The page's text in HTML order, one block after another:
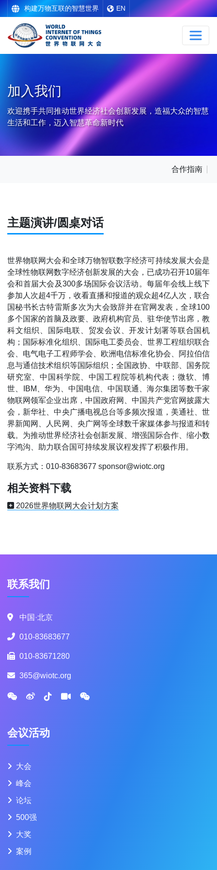
构建万物互联的智慧世界 EN
加入我们
欢迎携手共同推动世界经济社会创新发展，造福大众的智慧
生活和工作，迈入智慧革命新时代
合作指南
主题演讲/圆桌对话
世界物联网大会和全球万物智联数字经济可持续发展大会是
全球性物联网数字经济创新发展的大会，已成功召开10届年
会和首届大会及300多场国际会议活动。每届年会线上线下
参加人次超4千万，收看直播和报道的观众超4亿人次，联合
国秘书长古特雷斯多次为大会致辞并在官网发表，全球100
多个国家的首脑及政要、政府机构官员、驻华使节出席，教
科文组织、国际电联、贸发会议、开发计划署等联合国机
构；国际标准化组织、国际电工委员会、世界工程组织联合
会、电气电子工程师学会、欧洲电信标准化协会、阿拉伯信
息与通信技术组织等国际组织；全国政协、中联部、国务院
研究室、中国科学院、中国工程院等机构代表；微软、博
世、IBM、华为、中国电信、中国联通、海尔集团等数千家
物联网领军企业出席，中国政府网、中国共产党官网披露大
会，新华社、中央广播电视总台等多频次报道，美通社、世
界新闻网、人民网、央广网等全球数千家媒体参与报道和转
载。为推动世界经济社会创新发展、增强国际合作、缩小数
字鸿沟、助力联合国可持续发展议程发挥了积极作用。
联系方式：010-83683677 sponsor@wiotc.org
相关资料下载
2026世界物联网大会计划方案
联系我们
中国·北京
010-83683677
010-83671280
365@wiotc.org
会议活动
大会
峰会
论坛
500强
大奖
案例